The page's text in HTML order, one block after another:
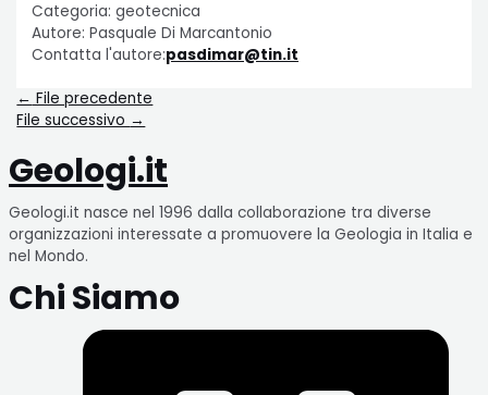
Categoria: geotecnica
Autore: Pasquale Di Marcantonio
Contatta l'autore:pasdimar@tin.it
← File precedente
File successivo →
Geologi.it
Geologi.it nasce nel 1996 dalla collaborazione tra diverse
organizzazioni interessate a promuovere la Geologia in Italia e
nel Mondo.
Chi Siamo